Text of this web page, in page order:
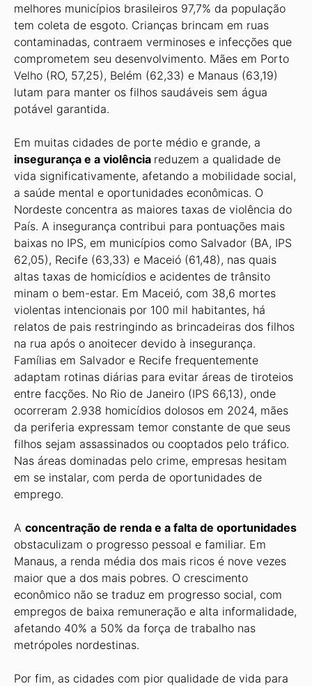
melhores municípios brasileiros 97,7% da população
tem coleta de esgoto. Crianças brincam em ruas
contaminadas, contraem verminoses e infecções que
comprometem seu desenvolvimento. Mães em Porto
Velho (RO, 57,25), Belém (62,33) e Manaus (63,19)
lutam para manter os filhos saudáveis sem água
potável garantida.
Em muitas cidades de porte médio e grande, a
insegurança e a violência reduzem a qualidade de
vida significativamente, afetando a mobilidade social,
a saúde mental e oportunidades econômicas. O
Nordeste concentra as maiores taxas de violência do
País. A insegurança contribui para pontuações mais
baixas no IPS, em municípios como Salvador (BA, IPS
62,05), Recife (63,33) e Maceió (61,48), nas quais
altas taxas de homicídios e acidentes de trânsito
minam o bem-estar. Em Maceió, com 38,6 mortes
violentas intencionais por 100 mil habitantes, há
relatos de pais restringindo as brincadeiras dos filhos
na rua após o anoitecer devido à insegurança.
Famílias em Salvador e Recife frequentemente
adaptam rotinas diárias para evitar áreas de tiroteios
entre facções. No Rio de Janeiro (IPS 66,13), onde
ocorreram 2.938 homicídios dolosos em 2024, mães
da periferia expressam temor constante de que seus
filhos sejam assassinados ou cooptados pelo tráfico.
Nas áreas dominadas pelo crime, empresas hesitam
em se instalar, com perda de oportunidades de
emprego.
A concentração de renda e a falta de oportunidades
obstaculizam o progresso pessoal e familiar. Em
Manaus, a renda média dos mais ricos é nove vezes
maior que a dos mais pobres. O crescimento
econômico não se traduz em progresso social, com
empregos de baixa remuneração e alta informalidade,
afetando 40% a 50% da força de trabalho nas
metrópoles nordestinas.
Por fim, as cidades com pior qualidade de vida para